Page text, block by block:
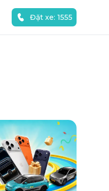
Đặt xe: 1555